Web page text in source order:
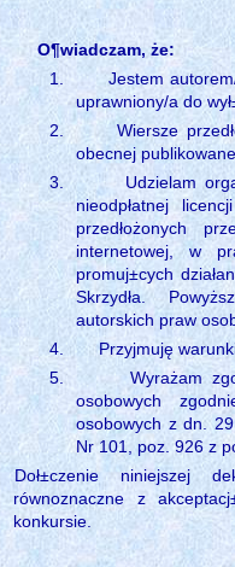
O¶wiadczam, że:
1.
Jestem
uprawniony/a do
2.
Wiersze
obecnej
3.
Udzielam
nieodpłatnej
przedłożonych
internetowej, w
promuj±cych
Skrzydła.
autorskich praw
4.
Przyjmuję
5.
Wyrażam
osobowych
osobowych z dn.
Nr 101, poz. 926 z
Doł±czenie niniejszej
równoznaczne z
konkursie.